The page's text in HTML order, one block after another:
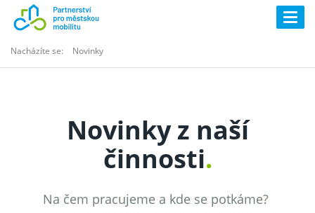
Nacházíte se: Novinky
Novinky z naší
činnosti.
Na čem pracujeme a kde se potkáme?